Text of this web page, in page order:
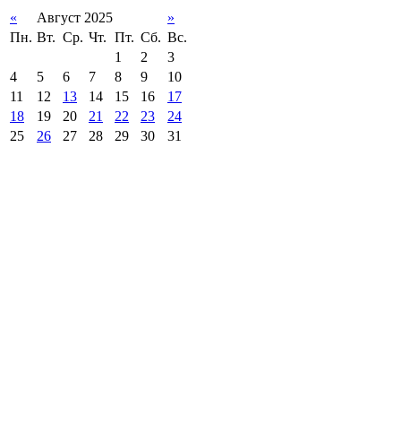
« Август 2025
»
Пн. Вт. Ср. Чт. Пт. Сб. Вс.
1
2
3
4
5 6 7 8 9
10
11
12 13 14 15 16
17
18
19 20 21 22 23
24
25
26 27 28 29 30 31